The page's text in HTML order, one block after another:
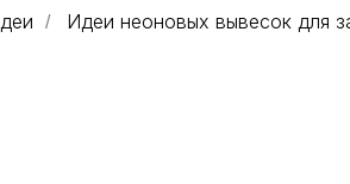
/ Идеи неоновых вывесок для